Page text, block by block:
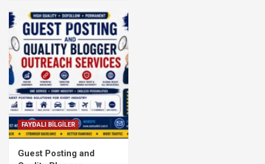
FAYDALI BİLGİLER
Guest Posting and